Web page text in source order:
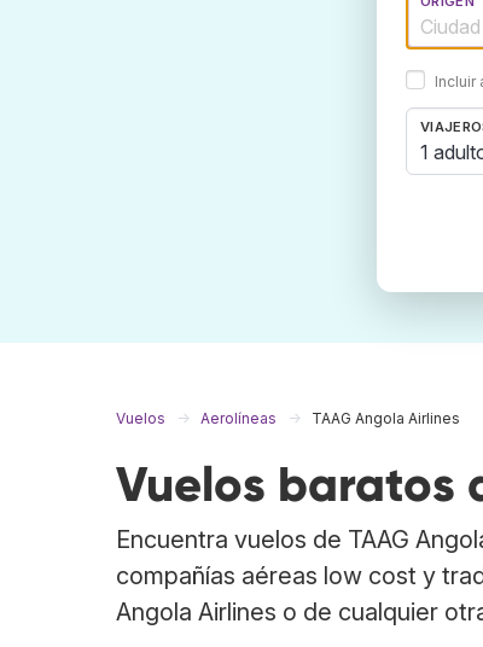
Incluir
1
Vuelos Aerolíneas TAAG Angola Airlines
Vuelos baratos
Encuentra vuelos de TAAG
compañías aéreas low cost y
Angola Airlines o de cualquier